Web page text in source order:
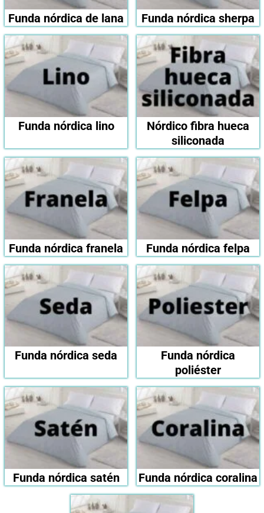
Funda nórdica de lana Funda nórdica sherpa
Funda nórdica lino
Nórdico fibra hueca
siliconada
Funda nórdica franela Funda nórdica felpa
Funda nórdica seda
Funda nórdica
poliéster
Funda nórdica satén Funda nórdica coralina